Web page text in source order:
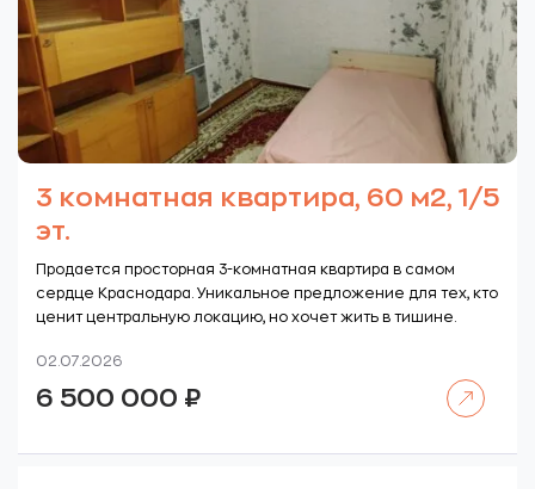
3 комнатная квартира, 60 м2, 1/5
эт.
Продается просторная 3-комнатная квартира в самом
сердце Краснодара. Уникальное предложение для тех, кто
ценит центральную локацию, но хочет жить в тишине.
02.07.2026
6 500 000 ₽